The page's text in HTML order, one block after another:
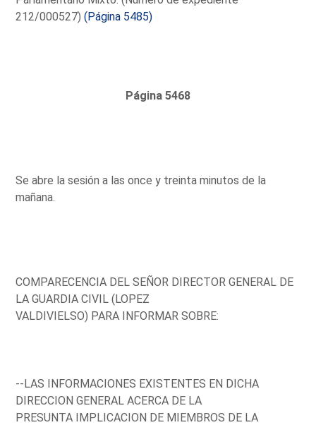
212/000527)(Página 5485)
Página 5468
Se abre la sesión a las once y treinta minutos de la
mañana.
COMPARECENCIA DEL SEÑOR DIRECTOR GENERAL DE
LA GUARDIA CIVIL (LOPEZ
VALDIVIELSO) PARA INFORMAR SOBRE:
--LAS INFORMACIONES EXISTENTES EN DICHA
DIRECCION GENERAL ACERCA DE LA
PRESUNTA IMPLICACION DE MIEMBROS DE LA